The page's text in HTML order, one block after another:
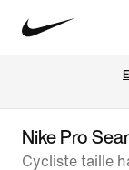
Nike Pro
Cycliste taille